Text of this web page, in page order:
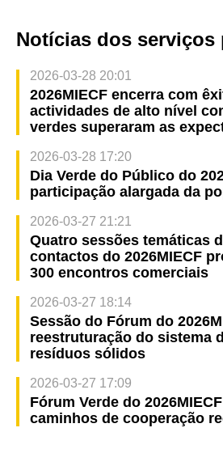
Notícias dos serviços
2026-03-28 20:01
2026MIECF encerra com
actividades de alto nível
verdes superaram as
2026-03-28 17:20
Dia Verde do Público do
participação alargada da
2026-03-27 21:21
Quatro sessões temáticas
contactos do 2026MIECF
300 encontros comerciais
2026-03-27 18:14
Sessão do Fórum do
reestruturação do sistema
resíduos sólidos
2026-03-27 17:09
Fórum Verde do
caminhos de cooperação